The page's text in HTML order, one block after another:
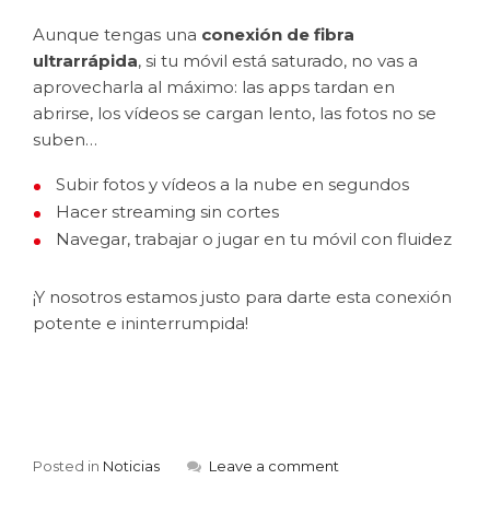
Aunque tengas una conexión de fibra
ultrarrápida, si tu móvil está saturado, no vas a
aprovecharla al máximo: las apps tardan en
abrirse, los vídeos se cargan lento, las fotos no se
suben…
Subir fotos y vídeos a la nube en segundos
Hacer streaming sin cortes
Navegar, trabajar o jugar en tu móvil con fluidez
¡Y nosotros estamos justo para darte esta conexión
potente e ininterrumpida!
Posted in Noticias Leave a comment